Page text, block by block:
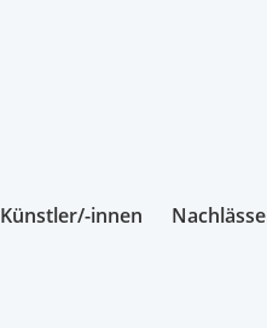
Künstler/-innen Nachlässe